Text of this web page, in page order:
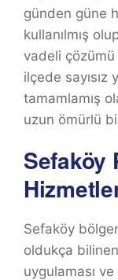
günden güne
kullanılmış
vadeli
ilçede sayısız
tamamlamış
uzun ömürlü
Sefaköy
Sefaköy
oldukça
uygulaması